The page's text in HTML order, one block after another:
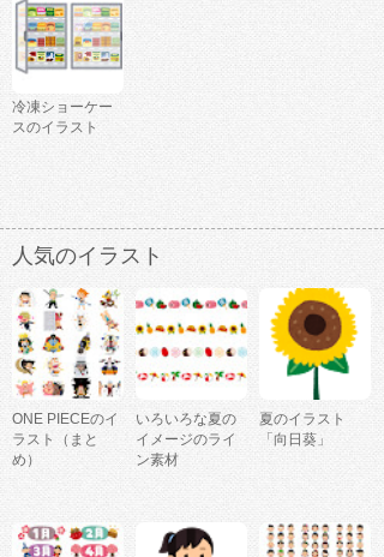
冷凍ショーケー
スのイラスト
人気のイラスト
ONE PIECEのイ
ラスト（まと
め）
いろいろな夏の
イメージのライ
ン素材
夏のイラスト
「向日葵」